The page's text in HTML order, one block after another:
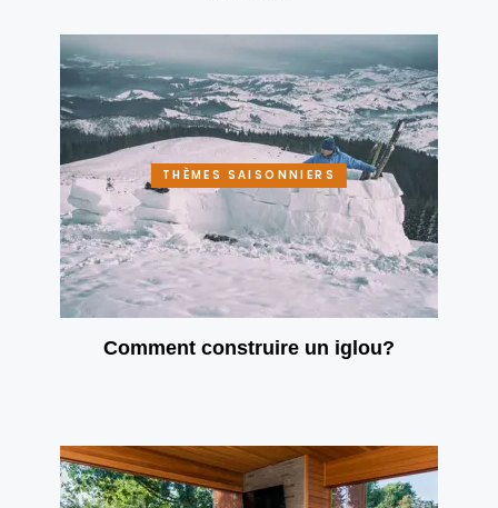
THÈMES SAISONNIERS
Comment construire un iglou?